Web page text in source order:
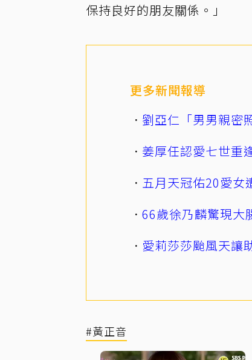
保持良好的朋友關係。」
更多新聞報導
劉亞仁「男男親密
姜厚任認愛七世重
五月天冠佑20愛
66歲徐乃麟驚現
愛莉莎莎颱風天
#黃正音